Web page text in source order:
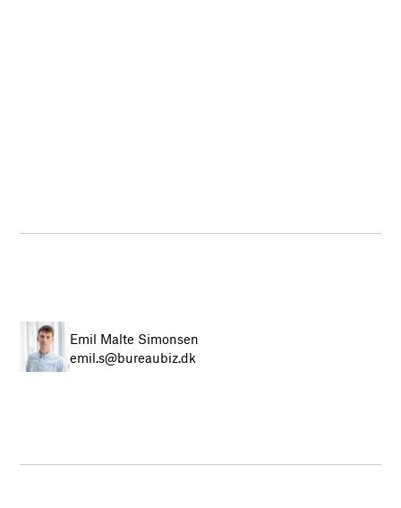
Emil Malte Simonsen
emil.s@bureaubiz.dk